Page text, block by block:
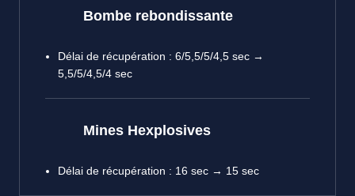
Bombe rebondissante
Délai de récupération : 6/5,5/5/4,5 sec →
5,5/5/4,5/4 sec
Mines Hexplosives
Délai de récupération : 16 sec → 15 sec